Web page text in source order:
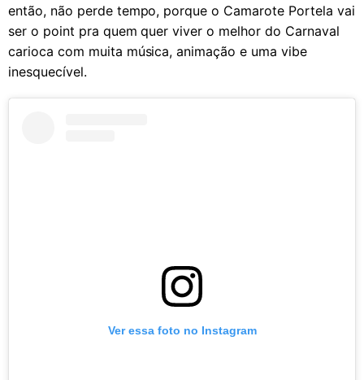
então, não perde tempo, porque o Camarote Portela vai
ser o point pra quem quer viver o melhor do Carnaval
carioca com muita música, animação e uma vibe
inesquecível.
Ver essa foto no Instagram